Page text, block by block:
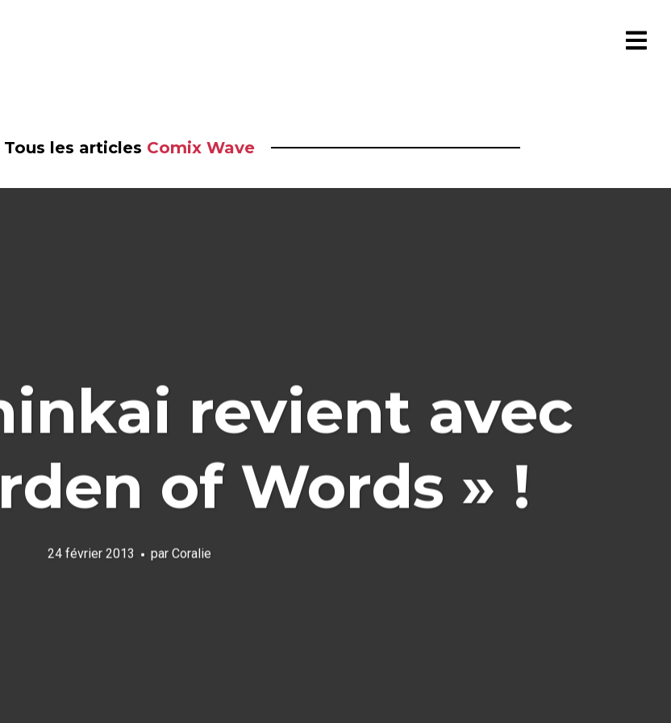
Tous les articles Comix Wave
revient avec
of Words » !
24 février 2013 par Coralie